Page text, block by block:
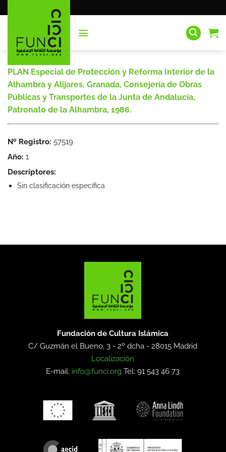
al
PLAN Especial de Protección y Reforma Interior de la
Alhambra y Alijares, Granada, Consejería de Obras
Públicas y Transportes de la Junta de Andalucía,
Patronato de la Alhambra, 1986.
Nº Registro: 57519
Año: 1
Descriptores:
Sin clasificación específica
Fundación de Cultura Islámica
C/ Guzmán el Bueno, 3 - 2º dcha -28015 Madrid
Localización
E-mail: info@funci.org Tel: 91 543 46 73